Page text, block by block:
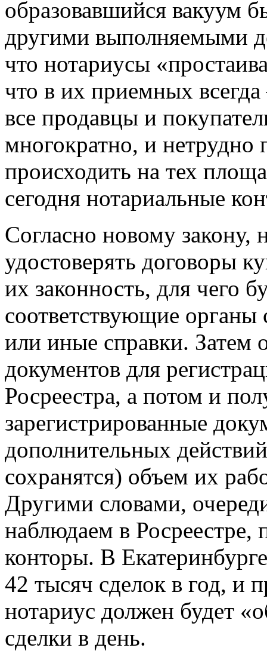
образовавшийся вакуум
другими выполняемыми
что нотариусы
что в их приемных
все продавцы и
многократно, и нетрудно
происходить на тех
сегодня нотариальные
Согласно новому закону,
удостоверять договоры
их законность, для чего
соответствующие органы
или иные справки. Затем
документов для
Росреестра, а потом и
зарегистрированные
дополнительных
сохранятся) объем их
Другими словами,
наблюдаем в Росреестре,
конторы. В
42 тысяч сделок в год, и
нотариус должен будет
сделки в день.